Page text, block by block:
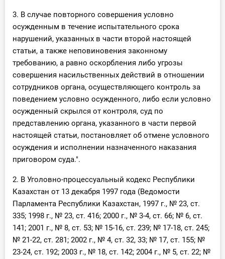
3. В случае повторного совершения условно
осужденным в течение испытательного срока
нарушений, указанных в части второй настоящей
статьи, а также неповиновения законному
требованию, а равно оскорбления либо угрозы
совершения насильственных действий в отношении
сотрудников органа, осуществляющего контроль за
поведением условно осужденного, либо если условно
осужденный скрылся от контроля, суд по
представлению органа, указанного в части первой
настоящей статьи, постановляет об отмене условного
осуждения и исполнении назначенного наказания
приговором суда.".
2. В Уголовно-процессуальный кодекс Республики
Казахстан от 13 декабря 1997 года (Ведомости
Парламента Республики Казахстан, 1997 г., № 23, ст.
335; 1998 г., № 23, ст. 416; 2000 г., № 3-4, ст. 66; № 6, ст.
141; 2001 г., № 8, ст. 53; № 15-16, ст. 239; № 17-18, ст. 245;
№ 21-22, ст. 281; 2002 г., № 4, ст. 32, 33; № 17, ст. 155; №
23-24, ст. 192; 2003 г., № 18, ст. 142; 2004 г., № 5, ст. 22; №